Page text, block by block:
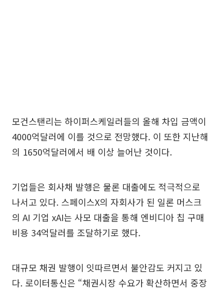
모건스탠리는 하이퍼스케일러들의 올해 차입 금액이
4000억달러에 이를 것으로 전망했다. 이 또한 지난해
의 1650억달러에서 배 이상 늘어난 것이다.
기업들은 회사채 발행은 물론 대출에도 적극적으로
나서고 있다. 스페이스X의 자회사가 된 일론 머스크
의 AI 기업 xAI는 사모 대출을 통해 엔비디아 칩 구매
비용 34억달러를 조달하기로 했다.
대규모 채권 발행이 잇따르면서 불안감도 커지고 있
다. 로이터통신은 “채권시장 수요가 확산하면서 중장